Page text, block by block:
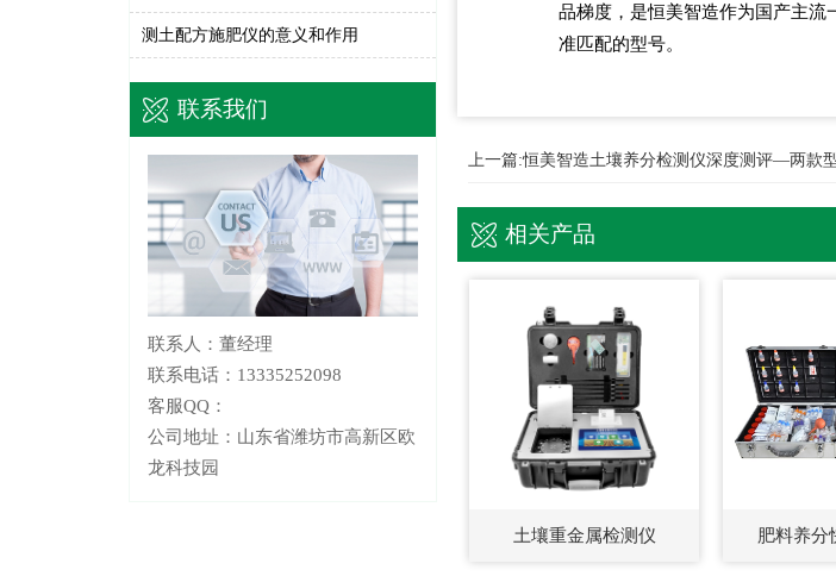
测土配方施肥仪的意义和作用
联系我们
联系人：董经理
联系电话：13335252098
客服QQ：
公司地址：山东省潍坊市高新区欧
龙科技园
品梯度，是恒美智造作为国产主
准匹配的型号。
上一篇:恒美智造土壤养分检测仪深度测评—两款型号
相关产品
土壤重金属检测仪 肥料养分